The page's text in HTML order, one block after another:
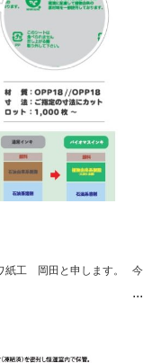
紙工 岡田と申します。 今